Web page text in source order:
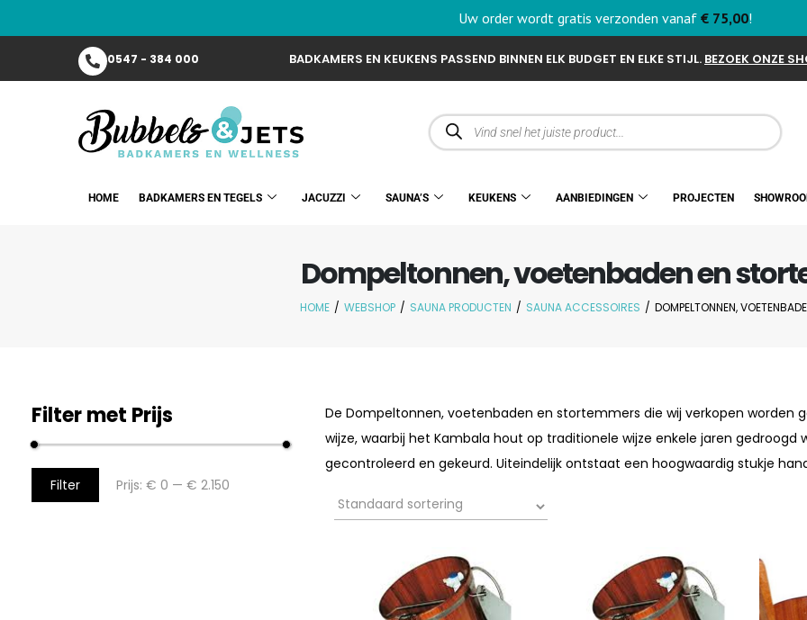
Uw order wordt gratis verzonden vanaf € 75,00!
0547 - 384 000 BADKAMERS EN KEUKENS PASSEND BINNEN ELK BUDGET EN ELKE STIJL. BEZOEK ONZE
HOME BADKAMERS EN TEGELS JACUZZI SAUNA’S KEUKENS AANBIEDINGEN PROJECTEN
Dompeltonnen, voetenbaden en
HOME / WEBSHOP / SAUNA PRODUCTEN / SAUNA ACCESSOIRES / DOMPELTONNEN,
Filter met Prijs
Filter Prijs: € 0 — € 2.150
De Dompeltonnen, voetenbaden en stortemmers die wij verkopen worden
wijze, waarbij het Kambala hout op traditionele wijze enkele jaren
gecontroleerd en gekeurd. Uiteindelijk ontstaat een hoogwaardig stukje